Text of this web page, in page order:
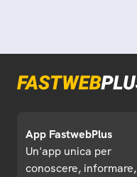
App FastwebPlus
Un'app unica per
conoscere, informare,